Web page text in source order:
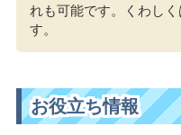
れも可能です。くわしく
す。
お役立ち情報